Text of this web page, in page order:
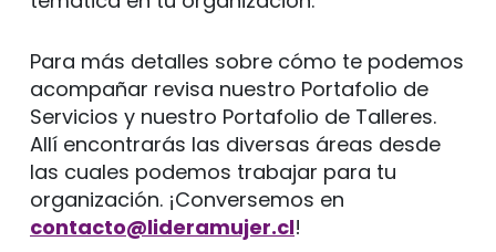
Para más detalles sobre cómo te podemos
acompañar revisa nuestro Portafolio de
Servicios y nuestro Portafolio de Talleres.
Allí encontrarás las diversas áreas desde
las cuales podemos trabajar para tu
organización. ¡Conversemos en
contacto@lideramujer.cl!